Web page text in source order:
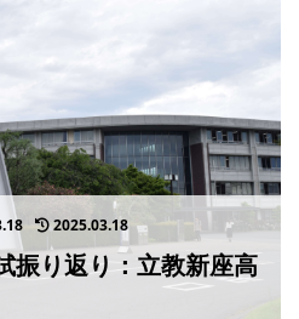
2025.03.18
振り返り：立教新座高